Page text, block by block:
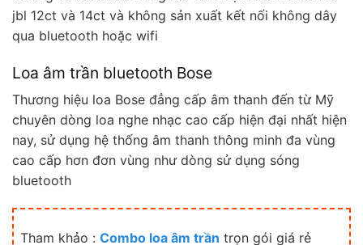
jbl 12ct và 14ct và không sản xuất kết nối không dây
qua bluetooth hoặc wifi
Loa âm trần bluetooth Bose
Thương hiệu loa Bose đẳng cấp âm thanh đến từ Mỹ
chuyên dòng loa nghe nhạc cao cấp hiện đại nhất hiện
nay, sử dụng hệ thống âm thanh thông minh đa vùng
cao cấp hơn đơn vùng như dòng sử dụng sóng
bluetooth
Tham khảo : Combo loa âm trần trọn gói giá rẻ